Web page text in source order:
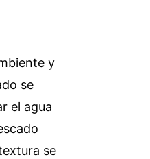
y
se
el agua
se